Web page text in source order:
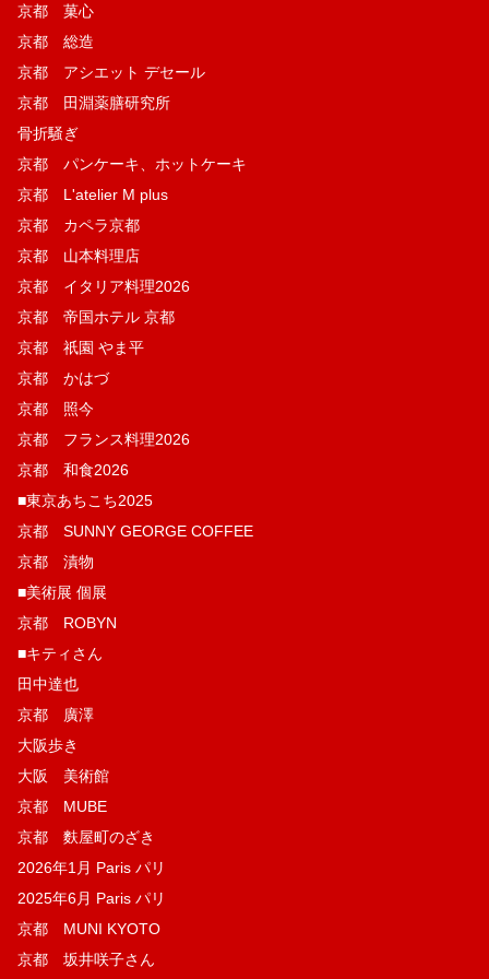
京都 菓​心
京都 総造
京都 アシエット デセール
京都 田淵薬膳研究所
骨折騒ぎ
京都 パンケーキ、ホットケーキ
京都 L'atelier M plus
京都 カペラ京都
京都 山本料理店
京都 イタリア料理2026
京都 帝国ホテル 京都
京都 祇園 やま平
京都 かはづ
京都 照今
京都 フランス料理2026
京都 和食2026
■東京あちこち2025
京都 SUNNY GEORGE COFFEE
京都 漬物
■美術展 個展
京都 ROBYN
■キティさん
田中達也
京都 廣澤
大阪歩き
大阪 美術館
京都 MUBE
京都 麩屋町のざき
2026年1月 Paris パリ
2025年6月 Paris パリ
京都 MUNI KYOTO
京都 坂井咲子さん